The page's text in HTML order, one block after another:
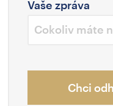
Vaše zpráva
Chci